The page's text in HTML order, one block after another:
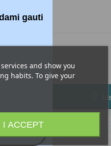
(M5+M5)
and show you
habits. To give your
I ACCEPT
gauti